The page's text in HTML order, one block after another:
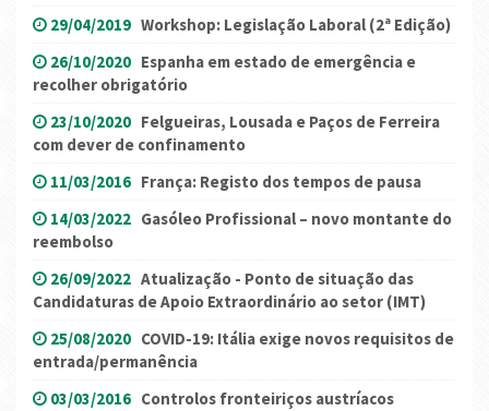
29/04/2019 Workshop: Legislação Laboral (2ª Edição)
26/10/2020 Espanha em estado de emergência e
recolher obrigatório
23/10/2020 Felgueiras, Lousada e Paços de Ferreira
com dever de confinamento
11/03/2016 França: Registo dos tempos de pausa
14/03/2022 Gasóleo Profissional – novo montante do
reembolso
26/09/2022 Atualização - Ponto de situação das
Candidaturas de Apoio Extraordinário ao setor (IMT)
25/08/2020 COVID-19: Itália exige novos requisitos de
entrada/permanência
03/03/2016 Controlos fronteiriços austríacos